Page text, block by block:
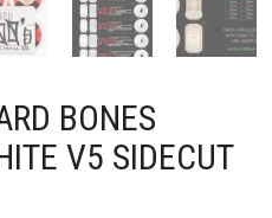
BONES
V5 SIDECUT